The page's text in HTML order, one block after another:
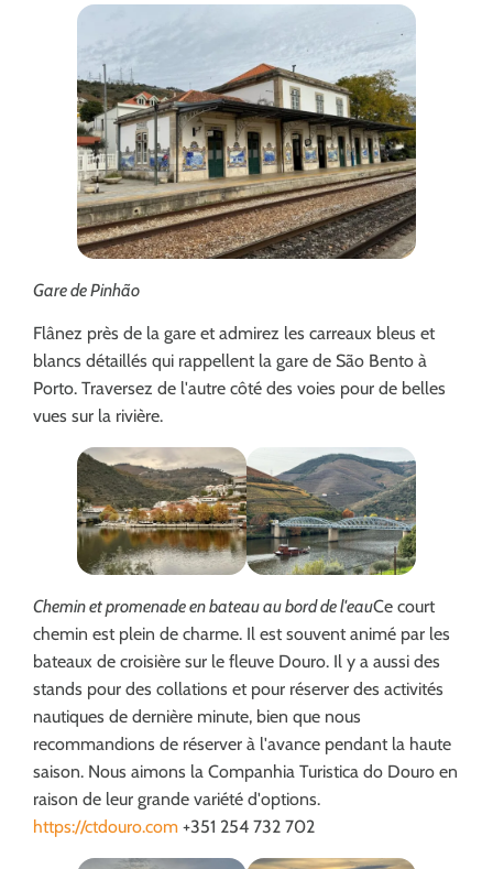
Gare de Pinhão
Flânez près de la gare et admirez les carreaux bleus et
blancs détaillés qui rappellent la gare de São Bento à
Porto. Traversez de l'autre côté des voies pour de belles
vues sur la rivière.
Chemin et promenade en bateau au bord de l'eauCe court
chemin est plein de charme. Il est souvent animé par les
bateaux de croisière sur le fleuve Douro. Il y a aussi des
stands pour des collations et pour réserver des activités
nautiques de dernière minute, bien que nous
recommandions de réserver à l'avance pendant la haute
saison. Nous aimons la Companhia Turistica do Douro en
raison de leur grande variété d'options.
https://ctdouro.com +351 254 732 702